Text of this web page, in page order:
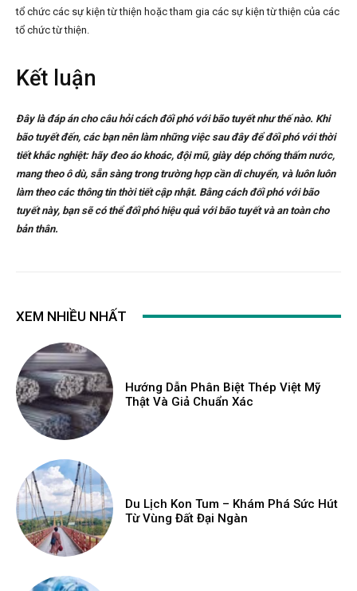
tổ chức các sự kiện từ thiện hoặc tham gia các sự kiện từ thiện của các
tổ chức từ thiện.
Kết luận
Đây là đáp án cho câu hỏi cách đối phó với bão tuyết như thế nào. Khi
bão tuyết đến, các bạn nên làm những việc sau đây để đối phó với thời
tiết khắc nghiệt: hãy đeo áo khoác, đội mũ, giày dép chống thấm nước,
mang theo ô dù, sẵn sàng trong trường hợp cần di chuyển, và luôn luôn
làm theo các thông tin thời tiết cập nhật. Bằng cách đối phó với bão
tuyết này, bạn sẽ có thể đối phó hiệu quả với bão tuyết và an toàn cho
bản thân.
XEM NHIỀU NHẤT
Hướng Dẫn Phân Biệt Thép Việt Mỹ
Thật Và Giả Chuẩn Xác
Du Lịch Kon Tum – Khám Phá Sức Hút
Từ Vùng Đất Đại Ngàn